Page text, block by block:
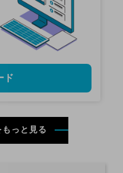
ド
っと見る